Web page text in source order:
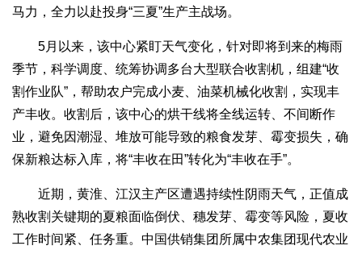
马力，全力以赴投身“三夏”生产主战场。
5月以来，该中心紧盯天气变化，针对即将到来的梅雨
季节，科学调度、统筹协调多台大型联合收割机，组建“收
割作业队”，帮助农户完成小麦、油菜机械化收割，实现丰
产丰收。收割后，该中心的烘干线将全线运转、不间断作
业，避免因潮湿、堆放可能导致的粮食发芽、霉变损失，确
保新粮达标入库，将“丰收在田”转化为“丰收在手”。
近期，黄淮、江汉主产区遭遇持续性阴雨天气，正值成
熟收割关键期的夏粮面临倒伏、穗发芽、霉变等风险，夏收
工作时间紧、任务重。中国供销集团所属中农集团现代农业